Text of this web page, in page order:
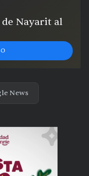
Nayarit al
News